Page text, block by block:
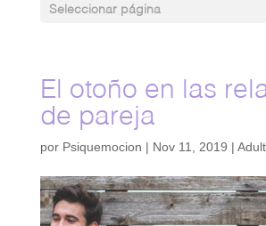
Seleccionar página
El otoño en las
de pareja
por Psiquemocion | Nov 11, 2019 |